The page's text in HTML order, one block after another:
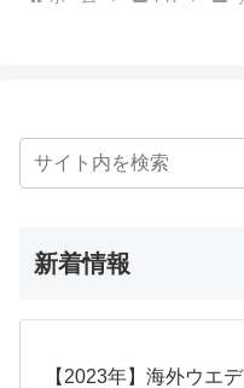
新着情報
【2023年】海外ウエ